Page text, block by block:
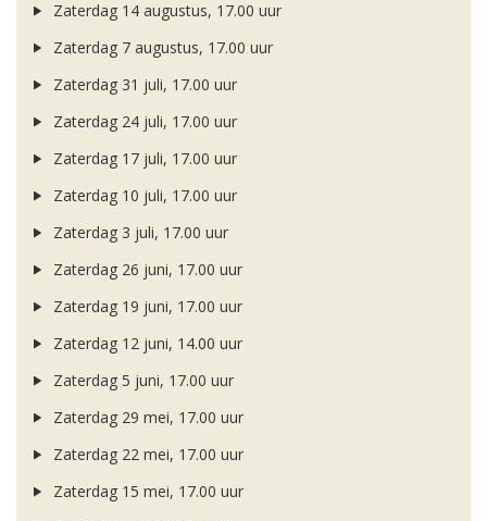
Zaterdag 14 augustus, 17.00 uur
Zaterdag 7 augustus, 17.00 uur
Zaterdag 31 juli, 17.00 uur
Zaterdag 24 juli, 17.00 uur
Zaterdag 17 juli, 17.00 uur
Zaterdag 10 juli, 17.00 uur
Zaterdag 3 juli, 17.00 uur
Zaterdag 26 juni, 17.00 uur
Zaterdag 19 juni, 17.00 uur
Zaterdag 12 juni, 14.00 uur
Zaterdag 5 juni, 17.00 uur
Zaterdag 29 mei, 17.00 uur
Zaterdag 22 mei, 17.00 uur
Zaterdag 15 mei, 17.00 uur